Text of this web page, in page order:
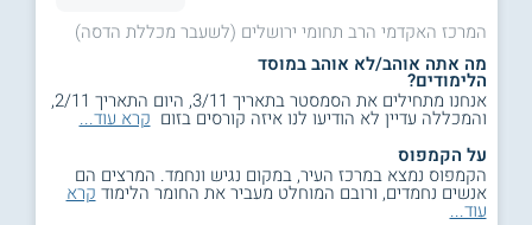
המרכז האקדמי הרב תחומי ירושלים (לשעבר מכללת הדסה)
מה אתה אוהב/לא אוהב במוסד
הלימודים?
אנחנו מתחילים את הסמסטר בתאריך 3/11, היום התאריך 2/11,
והמכללה עדיין לא הודיעו לנו איזה קורסים בזום קרא עוד...
על הקמפוס
הקמפוס נמצא במרכז העיר, במקום נגיש ונחמד. המרצים הם
אנשים נחמדים, ורובם המוחלט מעביר את החומר הלימוד קרא
עוד...